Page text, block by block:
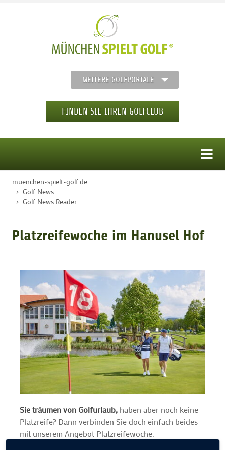
WEITERE GOLFPORTALE
FINDEN SIE IHREN GOLFCLUB
STARTSEITE
GOLF NEWS
GOLFEINSTEIGER
GOLFHOTELS
muenchen-spielt-golf.de
Golf News
Golf News Reader
Platzreifewoche im Hanusel Hof
Sie träumen von Golfurlaub, haben aber noch keine
Platzreife? Dann verbinden Sie doch einfach beides
mit unserem Angebot Platzreifewoche.